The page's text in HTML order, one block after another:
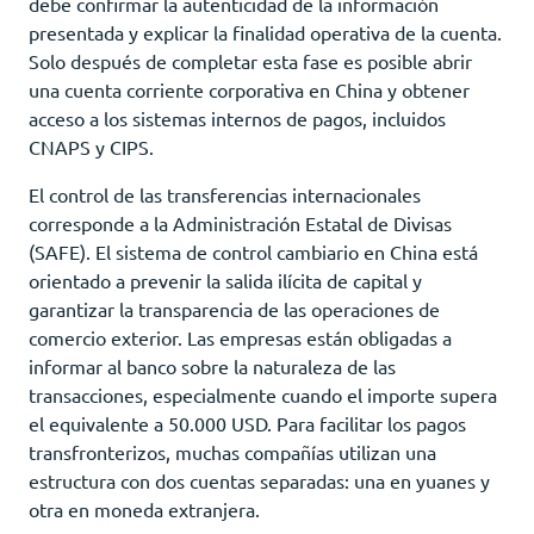
presentada y explicar la finalidad operativa de la cuenta.
Solo después de completar esta fase es posible abrir
una cuenta corriente corporativa en China y obtener
acceso a los sistemas internos de pagos, incluidos
CNAPS y CIPS.
El control de las transferencias internacionales
corresponde a la Administración Estatal de Divisas
(SAFE). El sistema de control cambiario en China está
orientado a prevenir la salida ilícita de capital y
garantizar la transparencia de las operaciones de
comercio exterior. Las empresas están obligadas a
informar al banco sobre la naturaleza de las
transacciones, especialmente cuando el importe supera
el equivalente a 50.000 USD. Para facilitar los pagos
transfronterizos, muchas compañías utilizan una
estructura con dos cuentas separadas: una en yuanes y
otra en moneda extranjera.